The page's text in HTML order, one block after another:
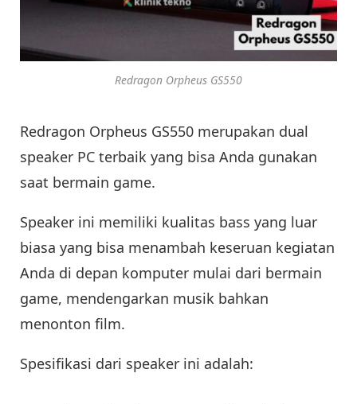
Redragon Orpheus GS550
Redragon Orpheus GS550 merupakan dual
speaker PC terbaik yang bisa Anda gunakan
saat bermain game.
Speaker ini memiliki kualitas bass yang luar
biasa yang bisa menambah keseruan kegiatan
Anda di depan komputer mulai dari bermain
game, mendengarkan musik bahkan
menonton film.
Spesifikasi dari speaker ini adalah: